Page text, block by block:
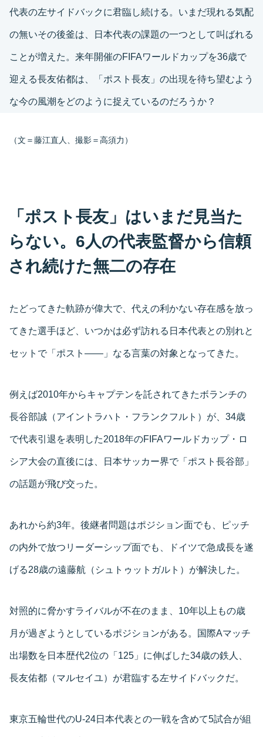
代表の左サイドバックに君臨し続ける。いまだ現れる気配
の無いその後釜は、日本代表の課題の一つとして叫ばれる
ことが増えた。来年開催のFIFAワールドカップを36歳で
迎える長友佑都は、「ポスト長友」の出現を待ち望むよう
な今の風潮をどのように捉えているのだろうか？
（文＝藤江直人、撮影＝高須力）
「ポスト長友」はいまだ見当た
らない。6人の代表監督から信頼
され続けた無二の存在
たどってきた軌跡が偉大で、代えの利かない存在感を放っ
てきた選手ほど、いつかは必ず訪れる日本代表との別れと
セットで「ポスト――」なる言葉の対象となってきた。
例えば2010年からキャプテンを託されてきたボランチの
長谷部誠（アイントラハト・フランクフルト）が、34歳
で代表引退を表明した2018年のFIFAワールドカップ・ロ
シア大会の直後には、日本サッカー界で「ポスト長谷部」
の話題が飛び交った。
あれから約3年。後継者問題はポジション面でも、ピッチ
の内外で放つリーダーシップ面でも、ドイツで急成長を遂
げる28歳の遠藤航（シュトゥットガルト）が解決した。
対照的に脅かすライバルが不在のまま、10年以上もの歳
月が過ぎようとしているポジションがある。国際Aマッチ
出場数を日本歴代2位の「125」に伸ばした34歳の鉄人、
長友佑都（マルセイユ）が君臨する左サイドバックだ。
東京五輪世代のU-24日本代表との一戦を含めて5試合が組